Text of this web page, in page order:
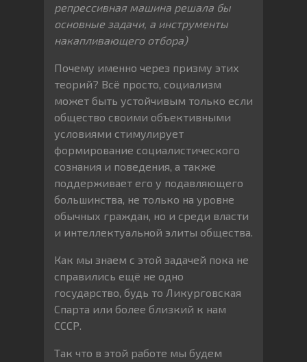
репрессивная машина решала бы
основные задачи, а инструменты
накапливающего отбора)
Почему именно через призму этих
теорий? Всё просто, социализм
может быть устойчивым только если
общество своими объективными
условиями стимулирует
формирование социалистического
сознания и поведения, а также
поддерживает его у подавляющего
большинства, не только на уровне
обычных граждан, но и среди власти
и интеллектуальной элиты общества.
Как мы знаем с этой задачей пока не
справились ещё не одно
государство, будь то Ликурговская
Спарта или более близкий к нам
СССР.
Так что в этой работе мы будем